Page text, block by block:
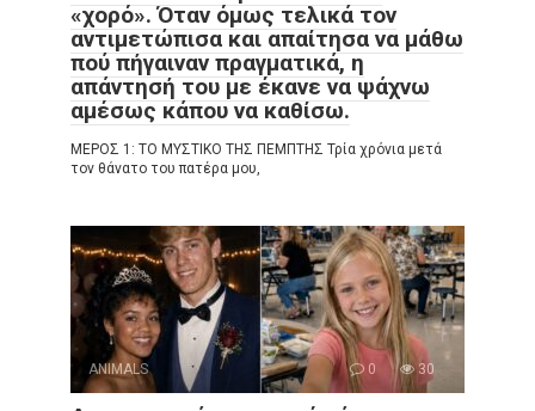
«χορό». Όταν όμως τελικά τον
αντιμετώπισα και απαίτησα να μάθω
πού πήγαιναν πραγματικά, η
απάντησή του με έκανε να ψάχνω
αμέσως κάπου να καθίσω.
ΜΕΡΟΣ 1: ΤΟ ΜΥΣΤΙΚΟ ΤΗΣ ΠΕΜΠΤΗΣ Τρία χρόνια μετά
τον θάνατο του πατέρα μου,
ANIMALS 0 30